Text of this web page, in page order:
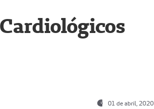
01 de abril, 2020